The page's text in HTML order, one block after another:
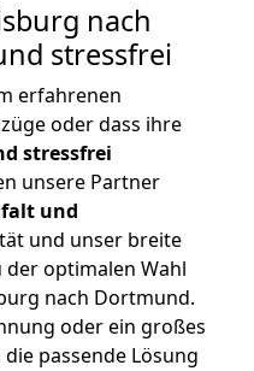
nach
stressfrei
erfahrenen
oder dass ihre
stressfrei
unsere Partner
und
und unser breite
der optimalen Wahl
nach Dortmund.
oder ein großes
passende Lösung